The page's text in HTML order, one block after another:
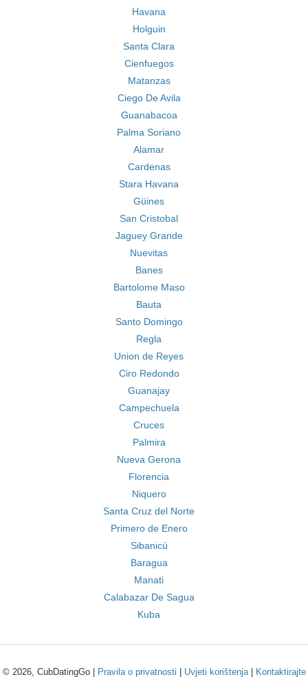
Havana
Holguin
Santa Clara
Cienfuegos
Matanzas
Ciego De Avila
Guanabacoa
Palma Soriano
Alamar
Cardenas
Stara Havana
Güines
San Cristobal
Jaguey Grande
Nuevitas
Banes
Bartolome Maso
Bauta
Santo Domingo
Regla
Union de Reyes
Ciro Redondo
Guanajay
Campechuela
Cruces
Palmira
Nueva Gerona
Florencia
Niquero
Santa Cruz del Norte
Primero de Enero
Sibanicú
Baragua
Manati
Calabazar De Sagua
Kuba
© 2026, CubDatingGo | Pravila o privatnosti Uvjeti korištenja| Kontaktirajte